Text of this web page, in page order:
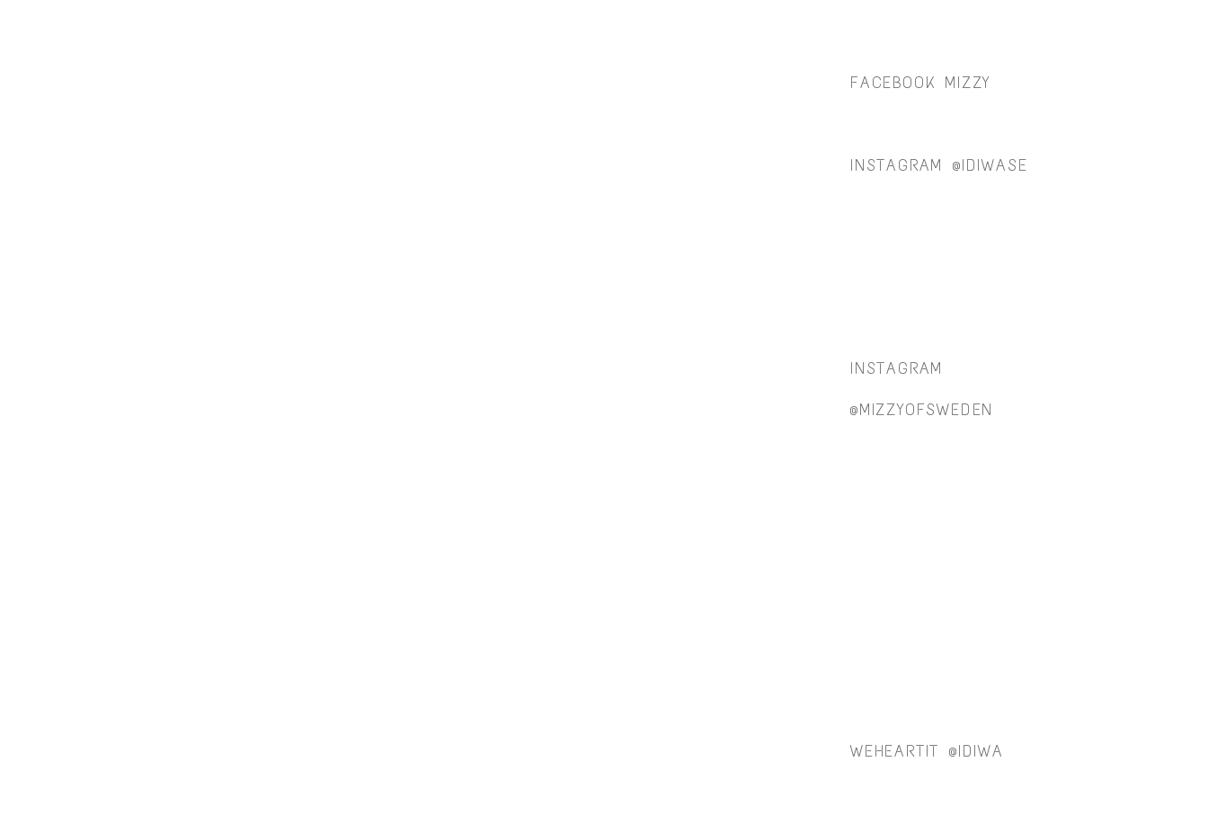
FACEBOOK MIZZY
INSTAGRAM @IDIWASE
INSTAGRAM
@MIZZYOFSWEDEN
WEHEARTIT @IDIWA